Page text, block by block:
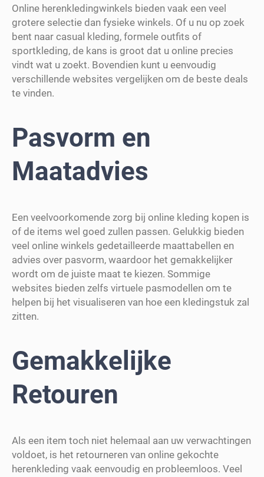
Online herenkledingwinkels bieden vaak een veel
grotere selectie dan fysieke winkels. Of u nu op zoek
bent naar casual kleding, formele outfits of
sportkleding, de kans is groot dat u online precies
vindt wat u zoekt. Bovendien kunt u eenvoudig
verschillende websites vergelijken om de beste deals
te vinden.
Pasvorm en
Maatadvies
Een veelvoorkomende zorg bij online kleding kopen is
of de items wel goed zullen passen. Gelukkig bieden
veel online winkels gedetailleerde maattabellen en
advies over pasvorm, waardoor het gemakkelijker
wordt om de juiste maat te kiezen. Sommige
websites bieden zelfs virtuele pasmodellen om te
helpen bij het visualiseren van hoe een kledingstuk zal
zitten.
Gemakkelijke
Retouren
Als een item toch niet helemaal aan uw verwachtingen
voldoet, is het retourneren van online gekochte
herenkleding vaak eenvoudig en probleemloos. Veel